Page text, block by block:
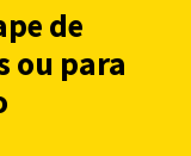
de
ou para